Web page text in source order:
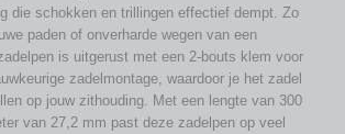
die schokken en trillingen effectief dempt. Zo
paden of onverharde wegen van een
is uitgerust met een 2-bouts klem voor
zadelmontage, waardoor je het zadel
op jouw zithouding. Met een lengte van 300
van 27,2 mm past deze zadelpen op veel